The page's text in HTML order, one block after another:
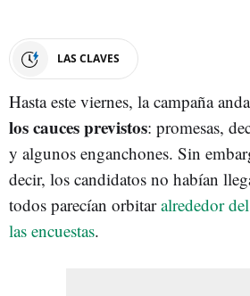
LAS CLAVES
Hasta este viernes, la campaña
los cauces previstos: promesas,
y algunos enganchones. Sin
decir, los candidatos no habían
todos parecían orbitaralrededor
las encuestas.